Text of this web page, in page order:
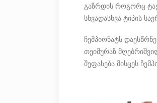
გაზრდის როგორც
სხვადასხვა ტიპის
ჩემპიონატს
თეიმურაზ
შეფასება მისცეს